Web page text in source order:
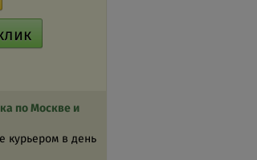
по Москве и
курьером в день